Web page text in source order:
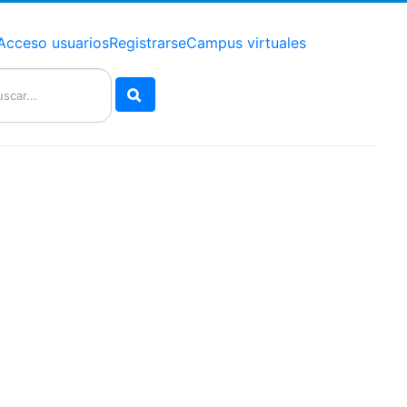
usuariosRegistrarseCampus virtuales